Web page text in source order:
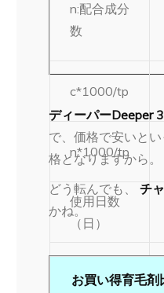
n:配合成分
数
c*1000/tp
n*1000/tp
使用日数
（日）
返品保証
（日）
ディーパーDeeper
で、価格で安いと
格となりますから。
どう転んでも、
チ
かね。
お買い得育毛